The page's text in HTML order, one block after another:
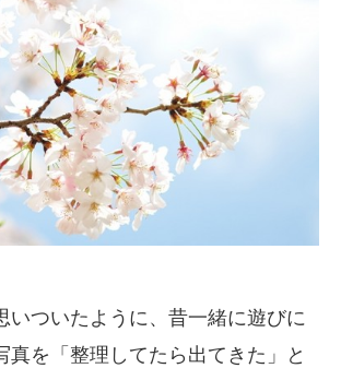
いついたように、昔一緒に遊びに
真を「整理してたら出てきた」と